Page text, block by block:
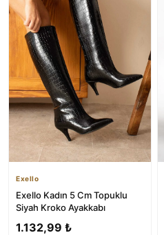
Exello
Exello Kadın 5 Cm Topuklu
Siyah Kroko Ayakkabı
1.132,99 ₺